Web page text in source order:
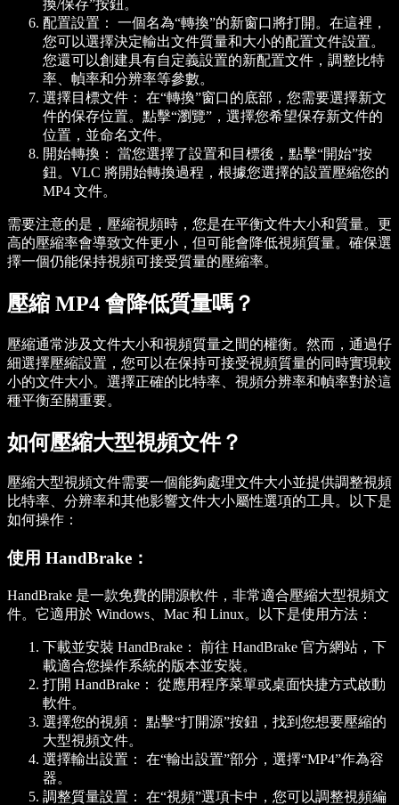
換/保存”按鈕。
配置設置：
一個名為“轉換”的新窗口將打開。在這裡，
您可以選擇決定輸出文件質量和大小的配置文件設置。
您還可以創建具有自定義設置的新配置文件，調整比特
率、幀率和分辨率等參數。
選擇目標文件：
在“轉換”窗口的底部，您需要選擇新文
件的保存位置。點擊“瀏覽”，選擇您希望保存新文件的
位置，並命名文件。
開始轉換：
當您選擇了設置和目標後，點擊“開始”按
鈕。VLC 將開始轉換過程，根據您選擇的設置壓縮您的
MP4 文件。
需要注意的是，壓縮視頻時，您是在平衡文件大小和質量。更
高的壓縮率會導致文件更小，但可能會降低視頻質量。確保選
擇一個仍能保持視頻可接受質量的壓縮率。
壓縮 MP4 會降低質量嗎？
壓縮通常涉及文件大小和視頻質量之間的權衡。然而，通過仔
細選擇壓縮設置，您可以在保持可接受視頻質量的同時實現較
小的文件大小。選擇正確的比特率、視頻分辨率和幀率對於這
種平衡至關重要。
如何壓縮大型視頻文件？
壓縮大型視頻文件需要一個能夠處理文件大小並提供調整視頻
比特率、分辨率和其他影響文件大小屬性選項的工具。以下是
如何操作：
使用 HandBrake：
HandBrake 是一款免費的開源軟件，非常適合壓縮大型視頻文
件。它適用於 Windows、Mac 和 Linux。以下是使用方法：
下載並安裝 HandBrake：
前往 HandBrake 官方網站，下
載適合您操作系統的版本並安裝。
打開 HandBrake：
從應用程序菜單或桌面快捷方式啟動
軟件。
選擇您的視頻：
點擊“打開源”按鈕，找到您想要壓縮的
大型視頻文件。
選擇輸出設置：
在“輸出設置”部分，選擇“MP4”作為容
器。
調整質量設置：
在“視頻”選項卡中，您可以調整視頻編